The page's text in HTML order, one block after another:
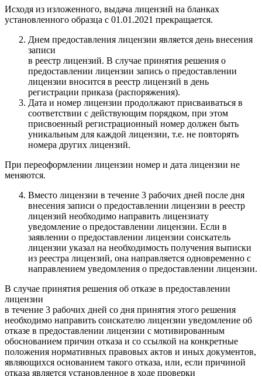
Исходя из изложенного, выдача лицензий на бланках
установленного образца с 01.01.2021 прекращается.
Днем предоставления лицензии является день внесения
записи
в реестр лицензий. В случае принятия решения о
предоставлении лицензии запись о предоставлении
лицензии вносится в реестр лицензий в день
регистрации приказа (распоряжения).
Дата и номер лицензии продолжают присваиваться в
соответствии с действующим порядком, при этом
присвоенный регистрационный номер должен быть
уникальным для каждой лицензии, т.е. не повторять
номера других лицензий.
При переоформлении лицензии номер и дата лицензии не
меняются.
Вместо лицензии в течение 3 рабочих дней после дня
внесения записи о предоставлении лицензии в реестр
лицензий необходимо направить лицензиату
уведомление о предоставлении лицензии. Если в
заявлении о предоставлении лицензии соискатель
лицензии указал на необходимость получения выписки
из реестра лицензий, она направляется одновременно с
направлением уведомления о предоставлении лицензии.
В случае принятия решения об отказе в предоставлении
лицензии
в течение 3 рабочих дней со дня принятия этого решения
необходимо направить соискателю лицензии уведомление об
отказе в предоставлении лицензии с мотивированным
обоснованием причин отказа и со ссылкой на конкретные
положения нормативных правовых актов и иных документов,
являющихся основанием такого отказа, или, если причиной
отказа является установленное в ходе проверки